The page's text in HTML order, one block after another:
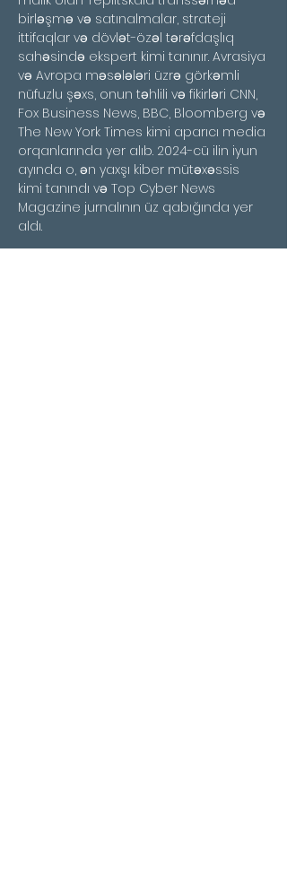
birləşmə və satınalmalar, strateji
ittifaqlar və dövlət-özəl tərəfdaşlıq
sahəsində ekspert kimi tanınır. Avrasiya
və Avropa məsələləri üzrə görkəmli
nüfuzlu şəxs, onun təhlili və fikirləri CNN,
Fox Business News, BBC, Bloomberg və
The New York Times kimi aparıcı media
orqanlarında yer alıb. 2024-cü ilin iyun
ayında o, ən yaxşı kiber mütəxəssis
kimi tanındı və Top Cyber News
Magazine jurnalının üz qabığında yer
aldı.